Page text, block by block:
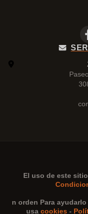
El uso de este sitio
n orden Para
usa cookies -